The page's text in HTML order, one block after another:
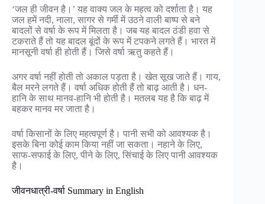
‘जल ही जीवन है।’ यह वाक्य जल के महत्व को दर्शाता है। यह
जल हमें नदी, नाला, सागर से गर्मी में उठने वाली बाष्प से बने
बादलों से वर्षा के रूप में मिलता है। जब यह बादल ठंडी हवा से
टकराते हैं तो यह बादल बूंदों के रूप में टपकने लगते हैं। भारत में
मानसूनी वर्षा ही होती हैं। जिसे वर्षा ऋतु कहते हैं।
अगर वर्षा नहीं होती तो अकाल पड़ता है। खेत सूख जाते हैं। गाय,
बैल मरने लगते हैं। वर्षा अधिक होती हैं तो बाढ़ आती है। धन-
हानि के साथ मानव-हानि भी होती है। मतलब यह है कि बाढ़ में
बहकर मानव मर जाता है।
वर्षा किसानों के लिए महत्वपूर्ण है। पानी सभी को आवश्यक है।
इसके बिना कोई काम किया नहीं जा सकता। नहाने के लिए,
साफ-सफाई के लिए, पीने के लिए, सिंचाई के लिए पानी आवश्यक
है।
जीवनधात्री-वर्षा Summary in English